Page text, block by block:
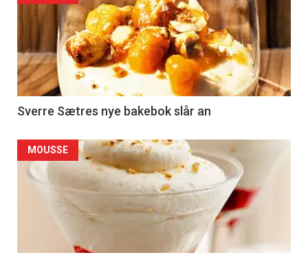
Sverre Sætres nye bakebok slår an
MOUSSE